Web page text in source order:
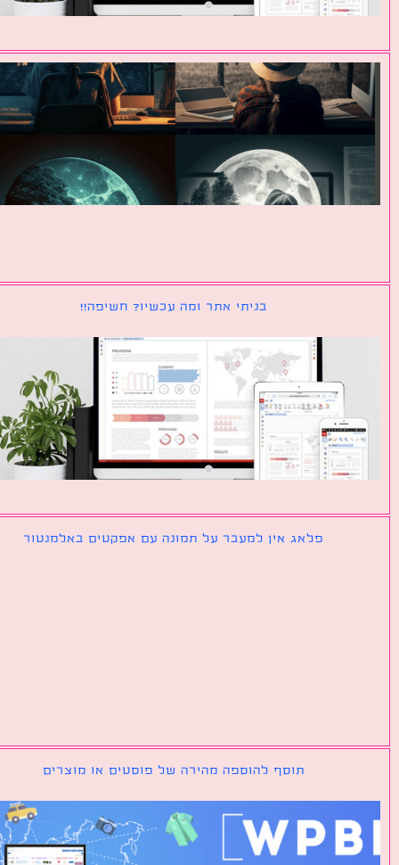
בניתי אתר ומה עכשיו? חשיפה!!
פלאג אין למעבר על תמונה עם אפקטים באלמנטור
תוסף להוספה מהירה של פוסטים או מוצרים